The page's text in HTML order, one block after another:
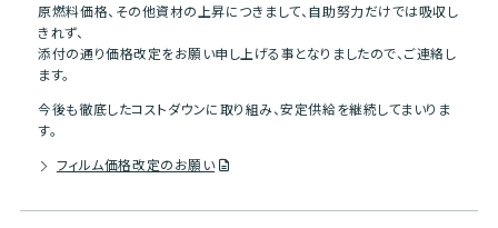
原燃料価格、その他資材の上昇につきまして、自助努力だけでは吸収し
きれず、
添付の通り価格改定をお願い申し上げる事となりましたので、ご連絡し
ます。
今後も徹底したコストダウンに取り組み、安定供給を継続してまいりま
す。
フィルム価格改定のお願い